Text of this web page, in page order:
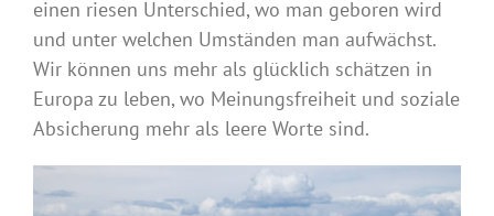
einen riesen Unterschied, wo man geboren wird
und unter welchen Umständen man aufwächst.
Wir können uns mehr als glücklich schätzen in
Europa zu leben, wo Meinungsfreiheit und soziale
Absicherung mehr als leere Worte sind.